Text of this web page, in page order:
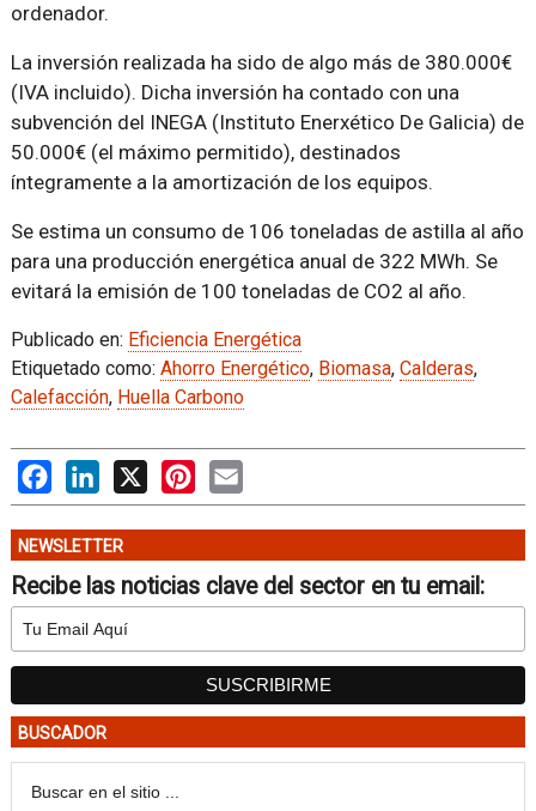
ordenador.
La inversión realizada ha sido de algo más de 380.000€
(IVA incluido). Dicha inversión ha contado con una
subvención del INEGA (Instituto Enerxético De Galicia) de
50.000€ (el máximo permitido), destinados
íntegramente a la amortización de los equipos.
Se estima un consumo de 106 toneladas de astilla al año
para una producción energética anual de 322 MWh. Se
evitará la emisión de 100 toneladas de CO2 al año.
Publicado en: Eficiencia Energética
Etiquetado como: Ahorro Energético, Biomasa, Calderas,
Calefacción, Huella Carbono
FacebookLinkedIn Pinterest
NEWSLETTER
Recibe las noticias clave del sector en tu email:
BUSCADOR